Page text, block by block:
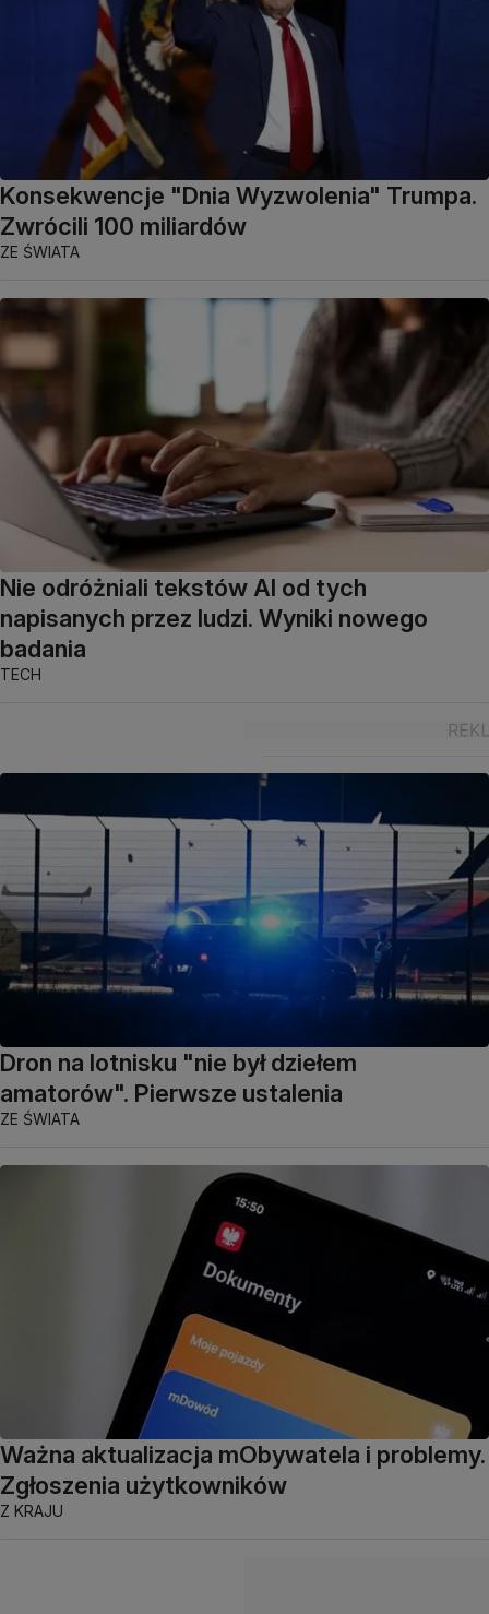
Konsekwencje "Dnia Wyzwolenia" Trumpa.
Zwrócili 100 miliardów
ZE ŚWIATA
Nie odróżniali tekstów AI od tych
napisanych przez ludzi. Wyniki nowego
badania
TECH
Dron na lotnisku "nie był dziełem
amatorów". Pierwsze ustalenia
ZE ŚWIATA
Ważna aktualizacja mObywatela i problemy.
Zgłoszenia użytkowników
Z KRAJU